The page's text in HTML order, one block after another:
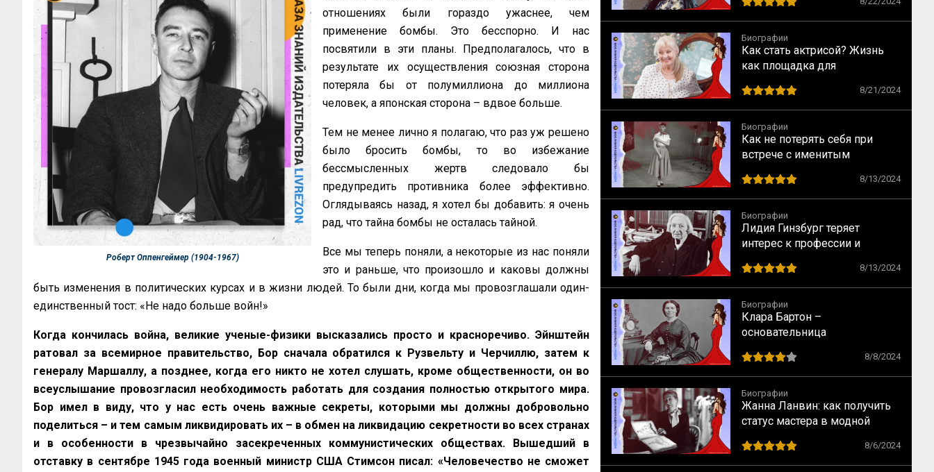
Роберт Оппенгеймер (1904-1967)
отношениях были гораздо ужаснее, чем
применение бомбы. Это бесспорно. И нас
посвятили в эти планы. Предполагалось, что в
результате их осуществления союзная сторона
потеряла бы от полумиллиона до миллиона
человек, а японская сторона – вдвое больше.
Тем не менее лично я полагаю, что раз уж решено
было бросить бомбы, то во избежание
бессмысленных жертв следовало бы
предупредить противника более эффективно.
Оглядываясь назад, я хотел бы добавить: я очень
рад, что тайна бомбы не осталась тайной.
Все мы теперь поняли, а некоторые из нас поняли
это и раньше, что произошло и каковы должны
быть изменения в политических курсах и в жизни людей. То были дни, когда мы провозглашали один-
единственный тост: «Не надо больше войн!»
Когда кончилась война, великие ученые-физики высказались просто и красноречиво. Эйнштейн
ратовал за всемирное правительство, Бор сначала обратился к Рузвельту и Черчиллю, затем к
генералу Маршаллу, а позднее, когда его никто не хотел слушать, кроме общественности, он во
всеуслышание провозгласил необходимость работать для создания полностью открытого мира.
Бор имел в виду, что у нас есть очень важные секреты, которыми мы должны добровольно
поделиться – и тем самым ликвидировать их – в обмен на ликвидацию секретности во всех странах
и в особенности в чрезвычайно засекреченных
коммунистических обществах. Вышедший в
отставку в сентябре 1945 года военный министр США Стимсон писал: «Человечество не сможет
Биографии
Как стать актрисой? Жизнь
как площадка для
8/21/2024
Биографии
Как не потерять себя при
встрече с именитым
Хепбёрн
8/13/2024
Биографии
Лидия Гинзбург теряет
интерес к профессии и
8/13/2024
Биографии
Клара Бартон –
основательница
Креста
8/8/2024
Биографии
Жанна Ланвин: как получить
статус мастера в модной
8/6/2024